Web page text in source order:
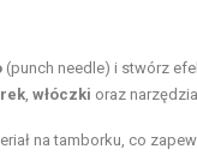
(punch needle) i stwórz
włóczki oraz
na tamborku, co